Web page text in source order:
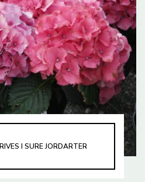
I SURE JORDARTER